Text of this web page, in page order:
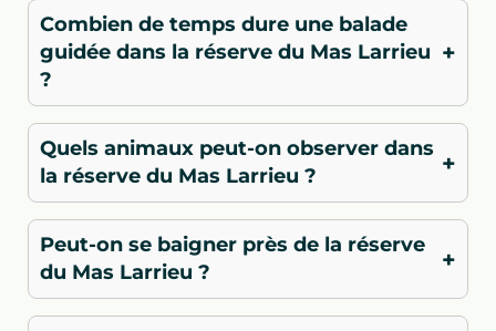
Combien de temps dure une balade
guidée dans la réserve du Mas Larrieu
?
+
Quels animaux peut-on observer dans
la réserve du Mas Larrieu ?
+
Peut-on se baigner près de la réserve
du Mas Larrieu ?
+